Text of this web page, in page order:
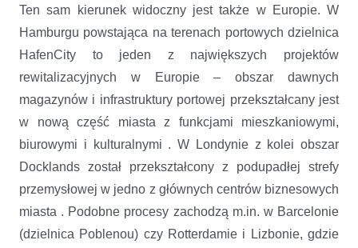
Ten sam kierunek widoczny jest także w Europie. W
Hamburgu powstająca na terenach portowych dzielnica
HafenCity to jeden z największych projektów
rewitalizacyjnych w Europie – obszar dawnych
magazynów i infrastruktury portowej przekształcany jest
w nową część miasta z funkcjami mieszkaniowymi,
biurowymi i kulturalnymi . W Londynie z kolei obszar
Docklands został przekształcony z podupadłej strefy
przemysłowej w jedno z głównych centrów biznesowych
miasta . Podobne procesy zachodzą m.in. w Barcelonie
(dzielnica Poblenou) czy Rotterdamie i Lizbonie, gdzie